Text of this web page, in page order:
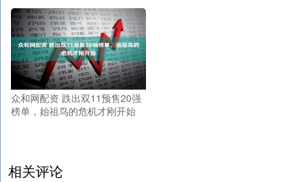
众和网配资 跌出双11预售20强
榜单，始祖鸟的危机才刚开始
相关评论